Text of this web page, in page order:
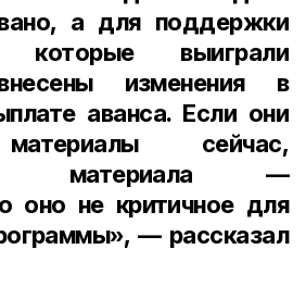
а для поддержки
которые выиграли
изменения в
аванса. Если они
сейчас,
материала —
оно не критичное для
— рассказал